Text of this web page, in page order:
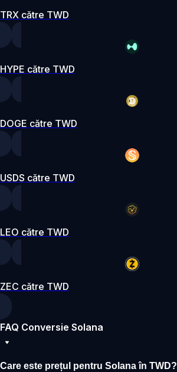
TRX către TWD
HYPE către TWD
DOGE către TWD
USDS către TWD
LEO către TWD
ZEC către TWD
FAQ Conversie Solana
Care este prețul pentru Solana în TWD?